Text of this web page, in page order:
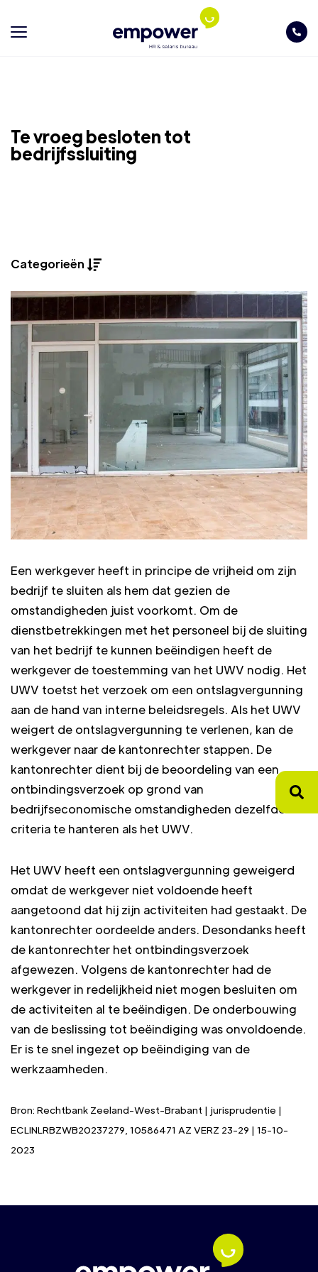
Te vroeg besloten tot
bedrijfssluiting
Categorieën
Een werkgever heeft in principe de vrijheid om zijn
bedrijf te sluiten als hem dat gezien de
omstandigheden juist voorkomt. Om de
dienstbetrekkingen met het personeel bij de sluiting
van het bedrijf te kunnen beëindigen heeft de
werkgever de toestemming van het UWV nodig. Het
UWV toetst het verzoek om een ontslagvergunning
aan de hand van interne beleidsregels. Als het UWV
weigert de ontslagvergunning te verlenen, kan de
werkgever naar de kantonrechter stappen. De
kantonrechter dient bij de beoordeling van een
ontbindingsverzoek op grond van
bedrijfseconomische omstandigheden dezelfde
criteria te hanteren als het UWV.
Het UWV heeft een ontslagvergunning geweigerd
omdat de werkgever niet voldoende heeft
aangetoond dat hij zijn activiteiten had gestaakt. De
kantonrechter oordeelde anders. Desondanks heeft
de kantonrechter het ontbindingsverzoek
afgewezen. Volgens de kantonrechter had de
werkgever in redelijkheid niet mogen besluiten om
de activiteiten al te beëindigen. De onderbouwing
van de beslissing tot beëindiging was onvoldoende.
Er is te snel ingezet op beëindiging van de
werkzaamheden.
Bron: Rechtbank Zeeland-West-Brabant | jurisprudentie |
ECLINLRBZWB20237279, 10586471 AZ VERZ 23-29 | 15-10-
2023